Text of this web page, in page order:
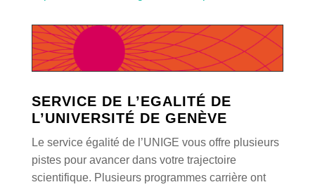
SERVICE DE L’EGALITÉ DE
L’UNIVERSITÉ DE GENÈVE
Le service égalité de l’UNIGE vous offre plusieurs
pistes pour avancer dans votre trajectoire
scientifique. Plusieurs programmes carrière ont